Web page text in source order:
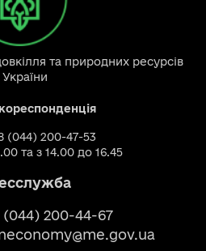
та природних ресурсів
України
(044) 200-47-53
та з 14.00 до 16.45
(044) 200-44-67